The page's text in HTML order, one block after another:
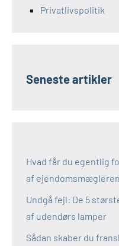
Privatlivspolitik
Seneste artikler
Hvad får du egentlig
af
Undgå fejl: De 5
af udendørs lamper
Sådan skaber du